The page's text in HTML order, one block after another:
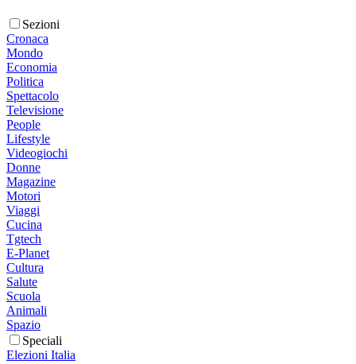
Sezioni
Cronaca
Mondo
Economia
Politica
Spettacolo
Televisione
People
Lifestyle
Videogiochi
Donne
Magazine
Motori
Viaggi
Cucina
Tgtech
E-Planet
Cultura
Salute
Scuola
Animali
Spazio
Speciali
Elezioni Italia